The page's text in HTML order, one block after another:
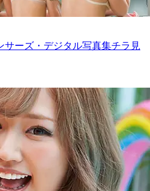
サーズ・デジタル写真集チラ見